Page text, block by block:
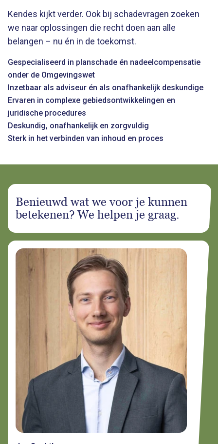
Kendes kijkt verder. Ook bij schadevragen zoeken
we naar oplossingen die recht doen aan alle
belangen – nu én in de toekomst.
Gespecialiseerd in planschade én nadeelcompensatie
onder de Omgevingswet
Inzetbaar als adviseur én als onafhankelijk deskundige
Ervaren in complexe gebiedsontwikkelingen en
juridische procedures
Deskundig, onafhankelijk en zorgvuldig
Sterk in het verbinden van inhoud en proces
Benieuwd wat we voor je kunnen
betekenen? We helpen je graag.